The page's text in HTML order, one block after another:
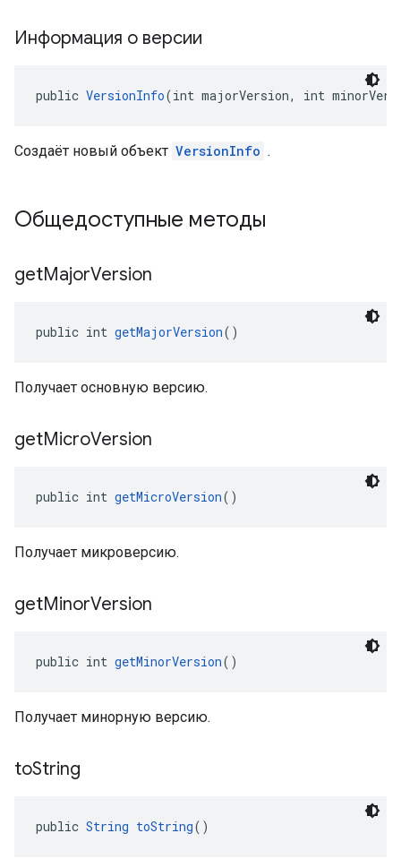
Информация о версии
public VersionInfo(int majorVersion, int
Создаёт новый объект VersionInfo .
Общедоступные методы
getMajorVersion
public int getMajorVersion()
Получает основную версию.
getMicroVersion
public int getMicroVersion()
Получает микроверсию.
getMinorVersion
public int getMinorVersion()
Получает минорную версию.
toString
public String toString()